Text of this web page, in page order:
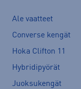
Ale vaatteet
Converse kengät
Hoka Clifton 11
Hybridipyörät
Juoksukengät